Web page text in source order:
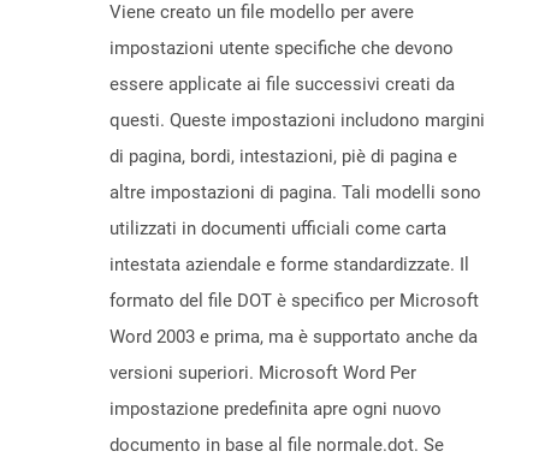
Viene creato un file modello per avere
impostazioni utente specifiche che devono
essere applicate ai file successivi creati da
questi. Queste impostazioni includono margini
di pagina, bordi, intestazioni, piè di pagina e
altre impostazioni di pagina. Tali modelli sono
utilizzati in documenti ufficiali come carta
intestata aziendale e forme standardizzate. Il
formato del file DOT è specifico per Microsoft
Word 2003 e prima, ma è supportato anche da
versioni superiori. Microsoft Word Per
impostazione predefinita apre ogni nuovo
documento in base al file normale.dot. Se